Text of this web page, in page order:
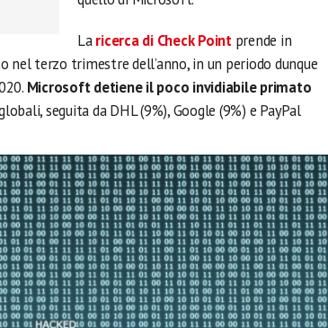
Laricerca di Check Pointprende in
nel terzo trimestre dell’anno, in un periodo dunque
Microsoft detiene il poco invidiabile primato
seguita da DHL (9%), Google (9%) e PayPal